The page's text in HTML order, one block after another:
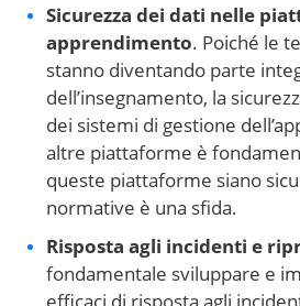
Sicurezza dei dati nelle
apprendimento. Poiché le
stanno diventando parte
dell’insegnamento, la
dei sistemi di gestione
altre piattaforme è
queste piattaforme siano
normative è una sfida.
Risposta agli incidenti e
fondamentale sviluppare e
efficaci di risposta agli